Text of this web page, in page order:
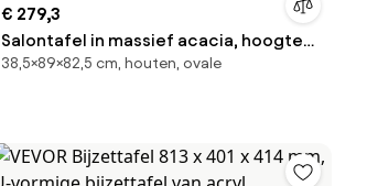
€ 279,3
Salontafel in massief acacia, hoogte
38,5 cm, Oreus
38,5×89×82,5 cm, houten, ovale